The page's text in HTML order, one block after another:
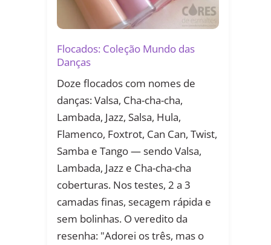
Flocados: Coleção Mundo das
Danças
Doze flocados com nomes de
danças: Valsa, Cha-cha-cha,
Lambada, Jazz, Salsa, Hula,
Flamenco, Foxtrot, Can Can, Twist,
Samba e Tango — sendo Valsa,
Lambada, Jazz e Cha-cha-cha
coberturas. Nos testes, 2 a 3
camadas finas, secagem rápida e
sem bolinhas. O veredito da
resenha: "Adorei os três, mas o